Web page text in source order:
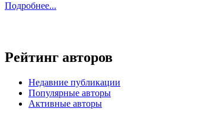
Подробнее...
Рейтинг авторов
Недавние публикации
Популярные авторы
Активные авторы